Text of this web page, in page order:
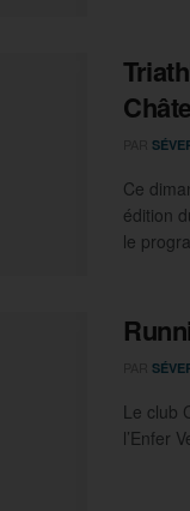
Ce
édition
le
Le club
l’Enfer